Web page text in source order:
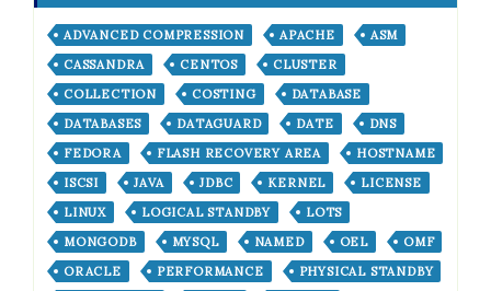
ADVANCED COMPRESSION APACHE
ASM
CASSANDRA
CENTOS
CLUSTER
COLLECTION
COSTING
DATABASE
DATABASES
DATAGUARD DATE
DNS
FEDORA
FLASH RECOVERY AREA
HOSTNAME
ISCSI
JAVA JDBC KERNEL
LICENSE
LINUX
LOGICAL STANDBY
LOTS
MONGODB
MYSQL NAMED OEL
OMF
ORACLE
PERFORMANCE
PHYSICAL STANDBY